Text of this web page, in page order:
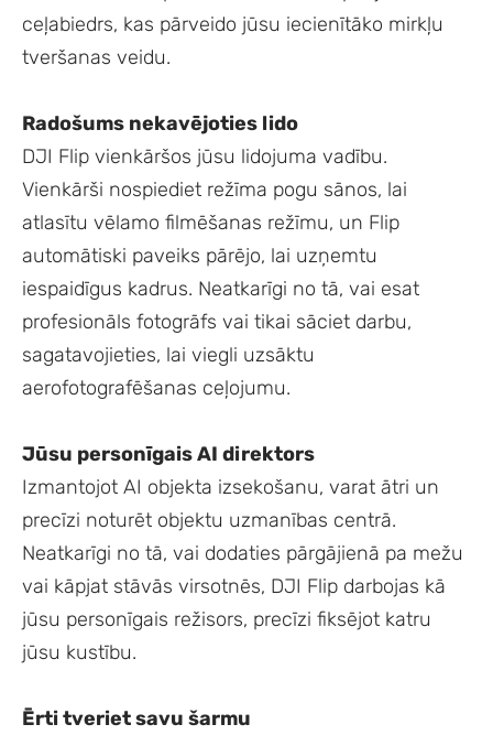
ceļabiedrs, kas pārveido jūsu iecienītāko mirkļu
tveršanas veidu.
Radošums nekavējoties lido
DJI Flip vienkāršos jūsu lidojuma vadību.
Vienkārši nospiediet režīma pogu sānos, lai
atlasītu vēlamo filmēšanas režīmu, un Flip
automātiski paveiks pārējo, lai uzņemtu
iespaidīgus kadrus. Neatkarīgi no tā, vai esat
profesionāls fotogrāfs vai tikai sāciet darbu,
sagatavojieties, lai viegli uzsāktu
aerofotografēšanas ceļojumu.
Jūsu personīgais AI direktors
Izmantojot AI objekta izsekošanu, varat ātri un
precīzi noturēt objektu uzmanības centrā.
Neatkarīgi no tā, vai dodaties pārgājienā pa mežu
vai kāpjat stāvās virsotnēs, DJI Flip darbojas kā
jūsu personīgais režisors, precīzi fiksējot katru
jūsu kustību.
Ērti tveriet savu šarmu